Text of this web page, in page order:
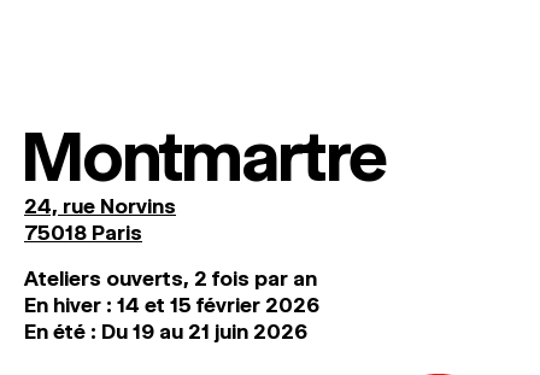
Montmartre
24, rue Norvins
75018 Paris
Ateliers ouverts, 2 fois par an
En hiver : 14 et 15 février 2026
En été : Du 19 au 21 juin 2026